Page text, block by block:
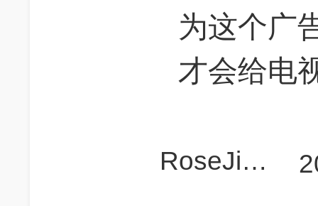
为这个广
才会给电
RoseJiang